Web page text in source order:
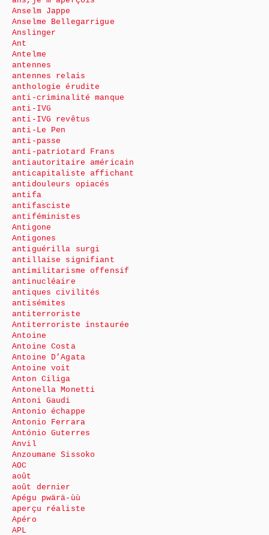
Anselm Jappe
Anselme Bellegarrigue
Anslinger
Ant
Antelme
antennes
antennes relais
anthologie érudite
anti-criminalité manque
anti-IVG
anti-IVG revêtus
anti-Le Pen
anti-passe
anti-patriotard Frans
antiautoritaire américain
anticapitaliste affichant
antidouleurs opiacés
antifa
antifasciste
antiféministes
Antigone
Antigones
antiguérilla surgi
antillaise signifiant
antimilitarisme offensif
antinucléaire
antiques civilités
antisémites
antiterroriste
Antiterroriste instaurée
Antoine
Antoine Costa
Antoine D’Agata
Antoine voit
Anton Ciliga
Antonella Monetti
Antoni Gaudi
Antonio échappe
Antonio Ferrara
António Guterres
Anvil
Anzoumane Sissoko
AOC
août
août dernier
Apégu pwärä-ùù
aperçu réaliste
Apéro
APL